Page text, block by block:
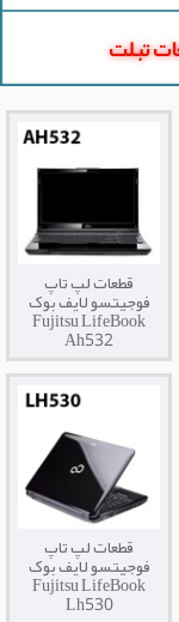
قطعات لپ تاپ
فوجیتسو لایف بوک
Fujitsu LifeBook
Ah532
قطعات لپ تاپ
فوجیتسو لایف بوک
Fujitsu LifeBook
Lh530